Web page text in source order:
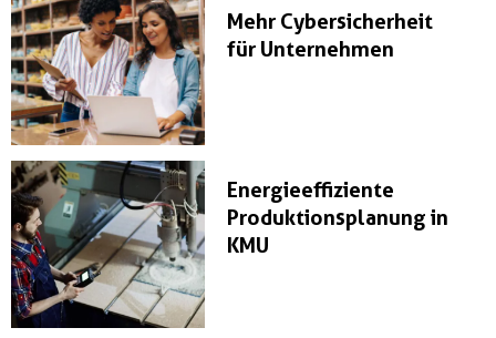
Mehr Cybersicherheit
für Unternehmen
Energieeffiziente
Produktionsplanung in
KMU